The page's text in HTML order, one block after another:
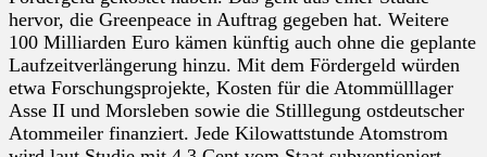
hervor, die Greenpeace in Auftrag gegeben hat. Weitere
100 Milliarden Euro kämen künftig auch ohne die geplante
Laufzeitverlängerung hinzu. Mit dem Fördergeld würden
etwa Forschungsprojekte, Kosten für die Atommülllager
Asse II und Morsleben sowie die Stilllegung ostdeutscher
Atommeiler finanziert. Jede Kilowattstunde Atomstrom